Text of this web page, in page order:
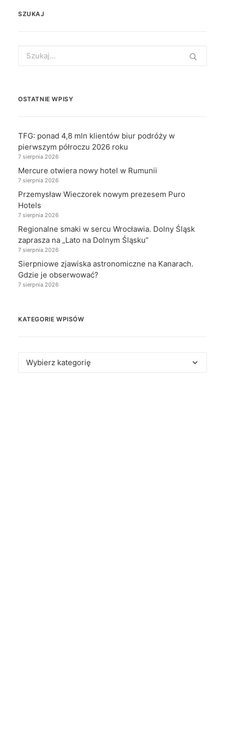
SZUKAJ
for:
OSTATNIE WPISY
TFG: ponad 4,8 mln klientów biur podróży w
pierwszym półroczu 2026 roku
7 sierpnia 2026
Mercure otwiera nowy hotel w Rumunii
7 sierpnia 2026
Przemysław Wieczorek nowym prezesem Puro
Hotels
7 sierpnia 2026
Regionalne smaki w sercu Wrocławia. Dolny Śląsk
zaprasza na „Lato na Dolnym Śląsku”
7 sierpnia 2026
Sierpniowe zjawiska astronomiczne na Kanarach.
Gdzie je obserwować?
7 sierpnia 2026
KATEGORIE WPISÓW
Kategorie